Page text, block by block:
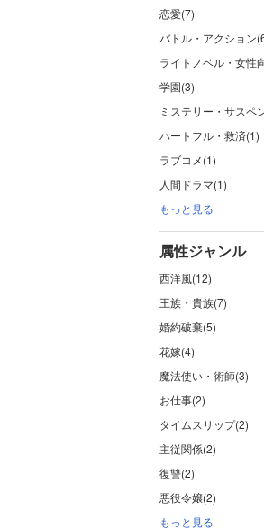
恋愛(7)
バトル・アクション
ライトノベル・女性
学園(3)
ミステリー・サスペ
ハートフル・救済(1)
ラブコメ(1)
人間ドラマ(1)
もっと見る
属性ジャンル
西洋風(12)
王族・貴族(7)
婚約破棄(5)
花嫁(4)
魔法使い・術師(3)
お仕事(2)
タイムスリップ(2)
主従関係(2)
復讐(2)
悪役令嬢(2)
もっと見る